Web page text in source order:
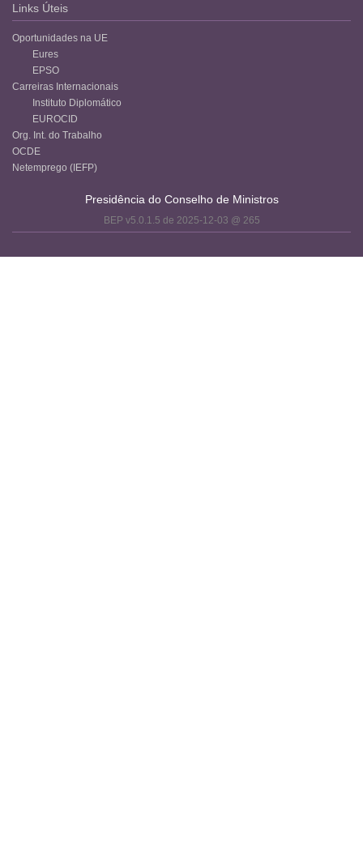
Links Úteis
Oportunidades na UE
Eures
EPSO
Carreiras Internacionais
Instituto Diplomático
EUROCID
Org. Int. do Trabalho
OCDE
Netemprego (IEFP)
Presidência do Conselho de Ministros
BEP v5.0.1.5 de 2025-12-03 @ 265